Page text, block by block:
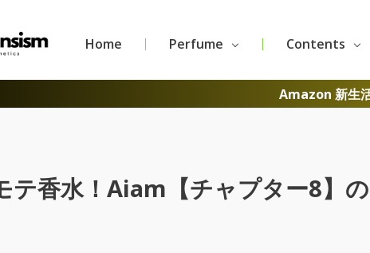
Home Perfume Contents
Amazon 新生
テ香水！Aiam【チャプター8】